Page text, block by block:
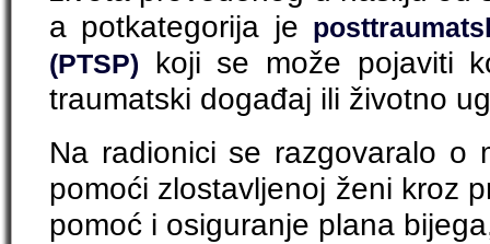
a potkategorija je
(PTSP)
koji se može pojaviti
traumatski događaj ili životno
Na radionici se razgovaralo o
pomoći zlostavljenoj ženi kroz
pomoć i osiguranje plana